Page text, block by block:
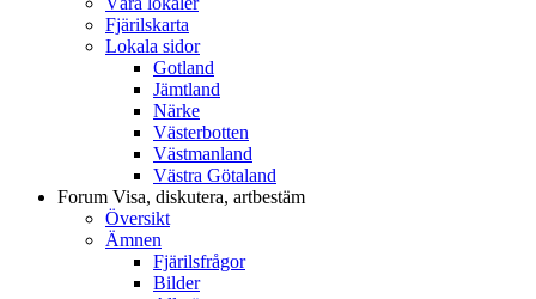
Fjärilskarta
Lokala sidor
Gotland
Jämtland
Närke
Västerbotten
Västmanland
Västra Götaland
Forum Visa, diskutera, artbestäm
Översikt
Ämnen
Fjärilsfrågor
Bilder